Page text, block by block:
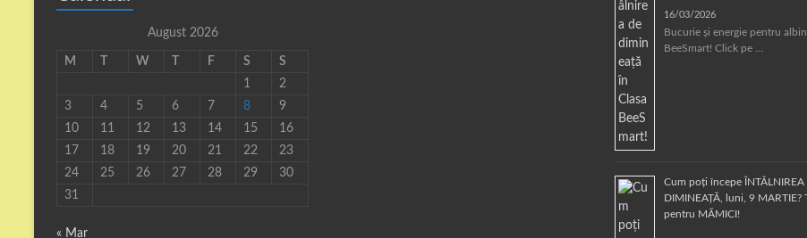
August 2026
M W F S
S
1
2
3
4 5 6 7 8
9
10
11 12 13 14 15
16
17
18 19 20 21 22
23
24
25 26 27 28 29
30
31
« Mar
16/03/2026
Bucurie și energie pentru
BeeSmart! Click pe …
Cum poți începe ÎNTÂLNIREA
DIMINEAȚĂ, luni, 9 MARTIE?
pentru MĂMICI!